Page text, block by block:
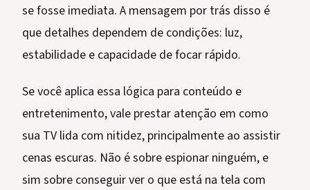
se fosse imediata. A mensagem por trás disso é
que detalhes dependem de condições: luz,
estabilidade e capacidade de focar rápido.
Se você aplica essa lógica para conteúdo e
entretenimento, vale prestar atenção em como
sua TV lida com nitidez, principalmente ao assistir
cenas escuras. Não é sobre espionar ninguém, e
sim sobre conseguir ver o que está na tela com